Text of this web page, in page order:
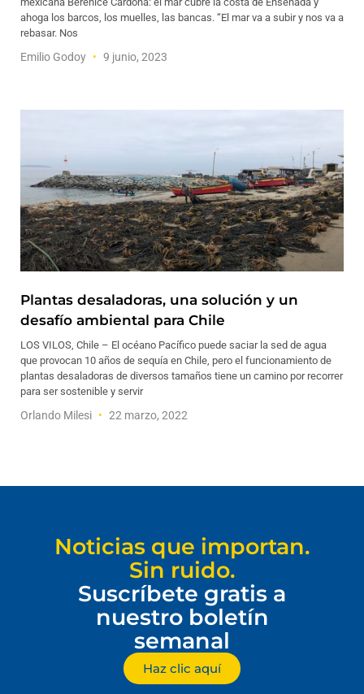
ahoga los barcos, los muelles, las bancas. “El mar va a subir y nos va a
rebasar. Nos
Emilio Godoy 9 junio, 2023
Plantas desaladoras, una solución y un
desafío ambiental para Chile
LOS VILOS, Chile – El océano Pacífico puede saciar la sed de agua
que provocan 10 años de sequía en Chile, pero el funcionamiento de
plantas desaladoras de diversos tamaños tiene un camino por recorrer
para ser sostenible y servir
Orlando Milesi 22 marzo, 2022
Noticias que importan.
Sin ruido.
Suscríbete gratis a
nuestro boletín
semanal
Haz clic aquí